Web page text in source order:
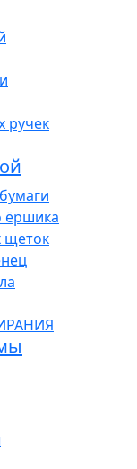
ручек
ёршика
щеток